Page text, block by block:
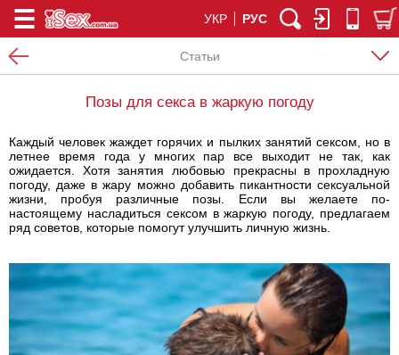
УКР РУС
Статьи
Позы для секса в жаркую погоду
Каждый человек жаждет горячих и пылких занятий сексом, но в
летнее время года у многих пар все выходит не так, как
ожидается. Хотя занятия любовью прекрасны в прохладную
погоду, даже в жару можно добавить пикантности сексуальной
жизни, пробуя различные позы. Если вы желаете по-
настоящему насладиться сексом в жаркую погоду, предлагаем
ряд советов, которые помогут улучшить личную жизнь.